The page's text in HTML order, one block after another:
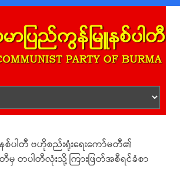
Skip to content
စ်ပါတီ ဗဟိုစည်းရုံးရေးကော်မတီ၏
မှ တပါတီလုံးသို့ ကြားဖြတ်အစီရင်ခံစာ